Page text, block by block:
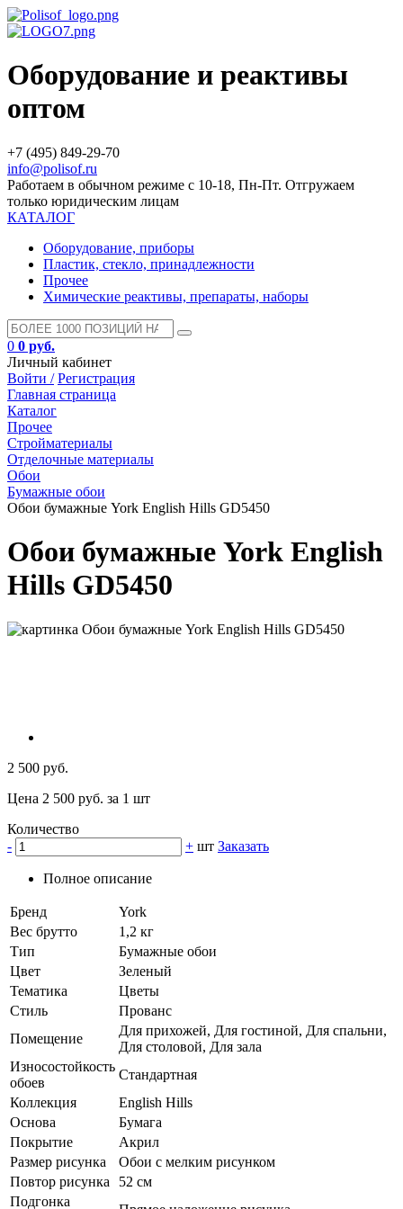
Оборудование и реактивы
оптом
+7 (495) 849-29-70
info@polisof.ru
Работаем в обычном режиме с 10-18, Пн-Пт. Отгружаем
только юридическим лицам
КАТАЛОГ
Оборудование, приборы
Пластик, стекло, принадлежности
Прочее
Химические реактивы, препараты, наборы
0 0 руб.
Личный кабинет
Войти / Регистрация
Главная страница
Каталог
Прочее
Стройматериалы
Отделочные материалы
Обои
Бумажные обои
Обои бумажные York English Hills GD5450
Обои бумажные York English
Hills GD5450
2 500 руб.
Цена 2 500 руб. за 1 шт
Количество
-
+ шт Заказать
Полное описание
Бренд
York
Вес брутто
1,2 кг
Тип
Бумажные обои
Цвет
Зеленый
Тематика
Цветы
Стиль
Прованс
Помещение
Для прихожей, Для гостиной, Для спальни,
Для столовой, Для зала
Износостойкость
обоев
Стандартная
Коллекция
English Hills
Основа
Бумага
Покрытие
Акрил
Размер рисунка
Обои с мелким рисунком
Повтор рисунка
52 см
Подгонка